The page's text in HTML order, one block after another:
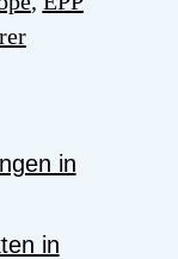
in
in